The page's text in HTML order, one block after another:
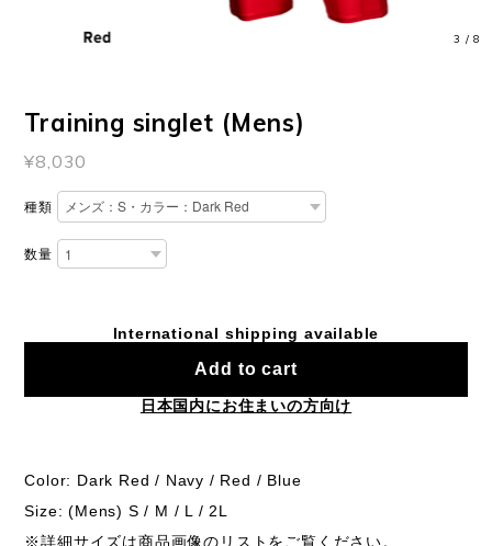
3 /8
Training singlet (Mens)
¥8,030
種類
数量
International shipping available
Add to cart
日本国内にお住まいの方向け
Color: Dark Red / Navy / Red / Blue
Size: (Mens) S / M / L / 2L
※詳細サイズは商品画像のリストをご覧ください。